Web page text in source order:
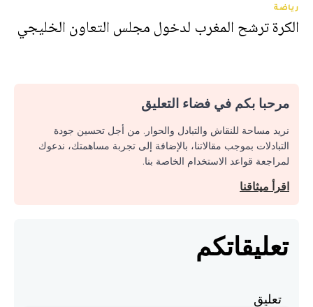
رياضة
الكرة ترشح المغرب لدخول مجلس التعاون الخليجي
مرحبا بكم في فضاء التعليق
نريد مساحة للنقاش والتبادل والحوار. من أجل تحسين جودة
التبادلات بموجب مقالاتنا، بالإضافة إلى تجربة مساهمتك، ندعوك
لمراجعة قواعد الاستخدام الخاصة بنا.
اقرأ ميثاقنا
تعليقاتكم
تعليق